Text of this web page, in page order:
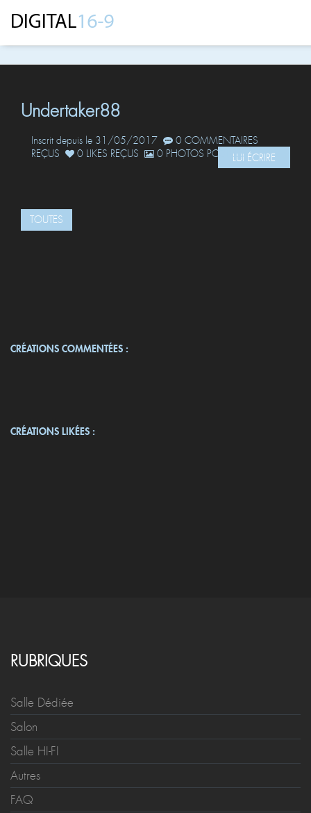
Undertaker88
Inscrit depuis le 31/05/2017
0 COMMENTAIRES
REÇUS
0 LIKES REÇUS 0 PHOTOS POSTÉESLUI ÉCRIRE
TOUTES
CRÉATIONS COMMENTÉES :
CRÉATIONS LIKÉES :
RUBRIQUES
Salle Dédiée
Salon
Salle HI-FI
Autres
FAQ